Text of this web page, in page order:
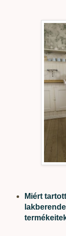
Miért